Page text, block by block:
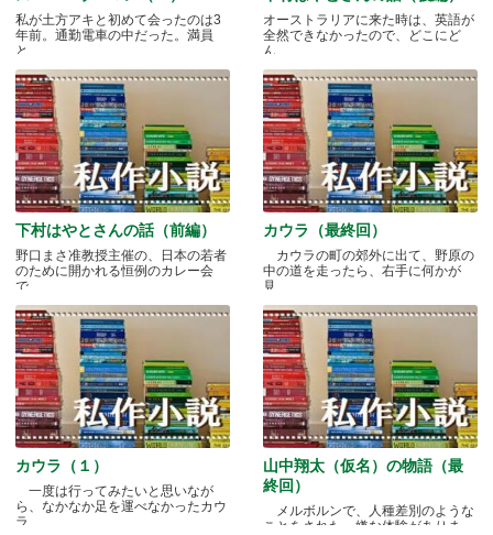
私が土方アキと初めて会ったのは3
年前。通勤電車の中だった。満員
と.....
オーストラリアに来た時は、英語が
全然できなかったので、どこにど
ん.....
下村はやとさんの話（前編）
野口まさ准教授主催の、日本の若者
のために開かれる恒例のカレー会
で.....
カウラ（最終回）
カウラの町の郊外に出て、野原の
中の道を走ったら、右手に何かが
見.....
カウラ（１）
一度は行ってみたいと思いなが
ら、なかなか足を運べなかったカウ
ラ.....
山中翔太（仮名）の物語（最
終回）
メルボルンで、人種差別のような
ことをされた、嫌な体験がありま